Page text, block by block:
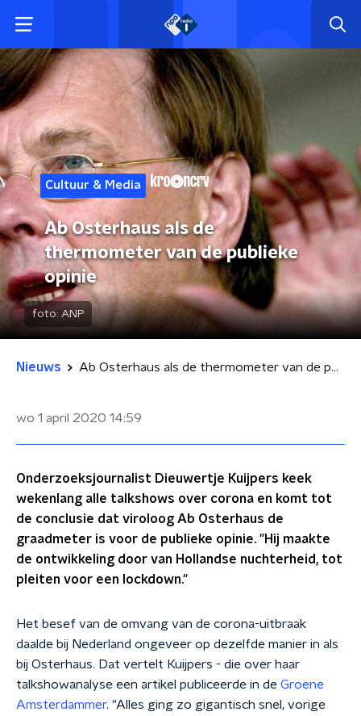
Cultuur & Media
Ab Osterhaus als de
thermometer van de publieke
opinie
foto: ANP
Nieuws Ab Osterhaus als de thermometer van de publieke opinie
wo 1 april 2020 14:59
Onderzoeksjournalist Dieuwertje Kuijpers keek
wekenlang alle talkshows over corona en komt tot
de conclusie dat viroloog Ab Osterhaus de
graadmeter is voor de publieke opinie. "Hij maakte
de ontwikkeling door van Hollandse nuchterheid, tot
pleiten voor een lockdown."
Het besef van de omvang van de corona-uitbraak
daalde bij Nederland ongeveer op dezelfde manier in als
bij Osterhaus. Dat vertelt Kuijpers - die over haar
talkshowanalyse een artikel publiceerde in de Groene
Amsterdammer. "Alles ging zo gigantisch snel, vorige